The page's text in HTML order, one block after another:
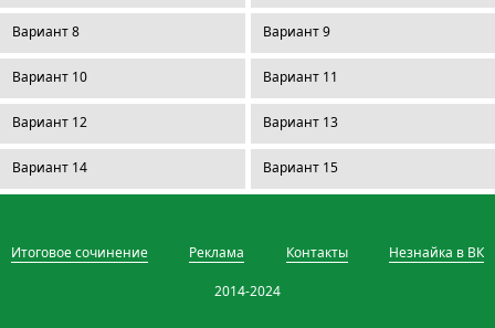
Вариант 8 Вариант 9
Вариант 10 Вариант 11
Вариант 12 Вариант 13
Вариант 14 Вариант 15
Итоговое сочинение Реклама Контакты Незнайка в ВК
2014-2024